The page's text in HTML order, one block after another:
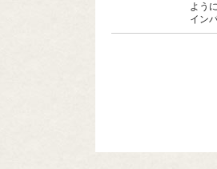
よう
イン